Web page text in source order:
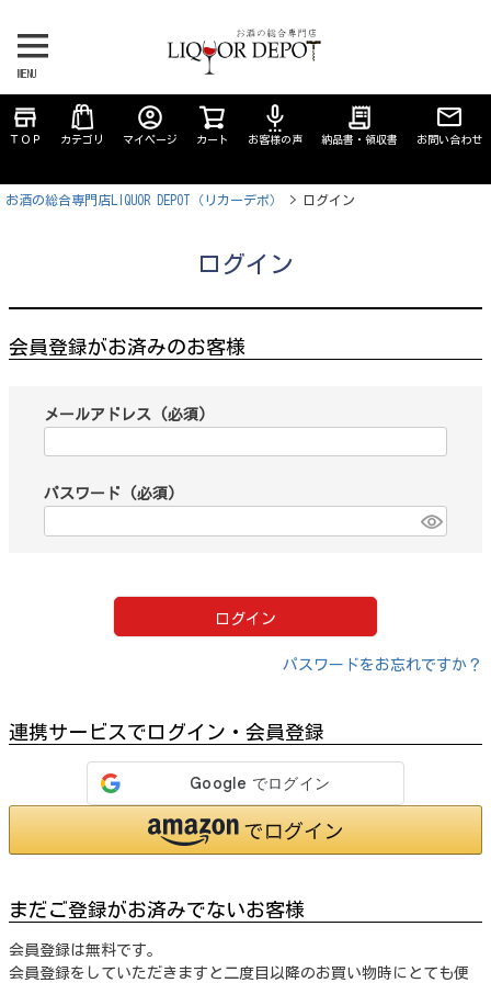
MENU
store
ＴＯＰ カテゴリ
account_circle
マイページ カート
settings_voice
お客様の声
receipt_long
納品書・領収書 お問い合わせ
お酒の総合専門店LIQUOR DEPOT（リカーデポ） ログイン
ログイン
会員登録がお済みのお客様
メールアドレス (必須)
パスワード (必須)
ログイン
パスワードをお忘れですか？
連携サービスでログイン・会員登録
まだご登録がお済みでないお客様
会員登録は無料です。
会員登録をしていただきますと二度目以降のお買い物時にとても便